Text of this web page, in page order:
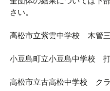
さい。
高松市立紫雲中学校 木管
小豆島町立小豆島中学校
高松市立古高松中学校 ク